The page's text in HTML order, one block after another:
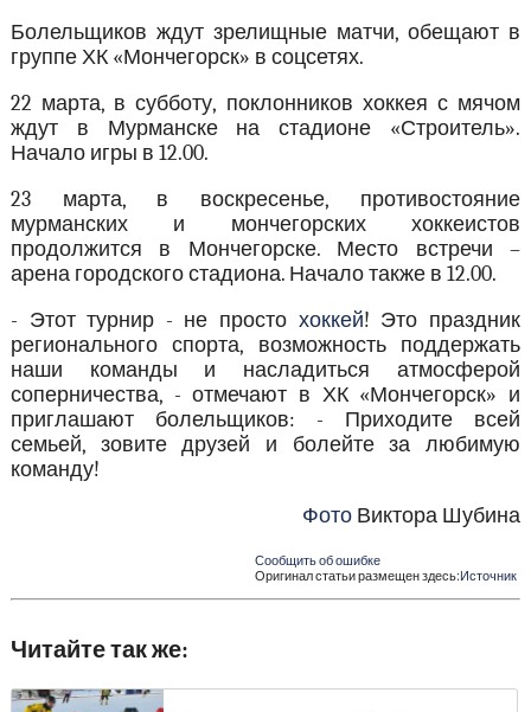
Болельщиков ждут зрелищные матчи, обещают в
группе ХК «Мончегорск» в соцсетях.
22 марта, в субботу, поклонников хоккея с мячом
ждут в Мурманске на стадионе «Строитель».
Начало игры в 12.00.
23 марта, в воскресенье, противостояние
мурманских и мончегорских хоккеистов
продолжится в Мончегорске. Место встречи –
арена городского стадиона. Начало также в 12.00.
- Этот турнир - не просто хоккей! Это праздник
регионального спорта, возможность поддержать
наши команды и насладиться атмосферой
соперничества, - отмечают в ХК «Мончегорск» и
приглашают болельщиков: - Приходите всей
семьей, зовите друзей и болейте за любимую
команду!
Фото Виктора Шубина
Сообщить об ошибке
Оригинал статьи размещен здесь:Источник
Читайте так же: